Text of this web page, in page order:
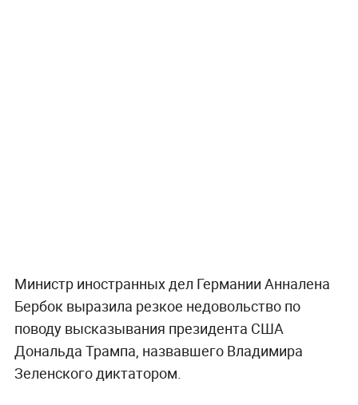
Министр иностранных дел Германии Анналена
Бербок выразила резкое недовольство по
поводу высказывания президента США
Дональда Трампа, назвавшего Владимира
Зеленского диктатором.